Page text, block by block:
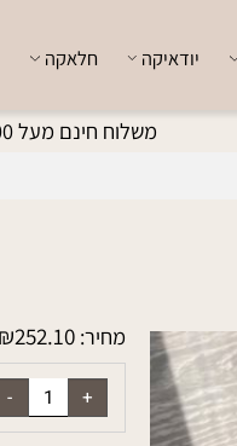
משלוח חינם מעל 1000 |
חלאקה
מחיר: ₪252.10